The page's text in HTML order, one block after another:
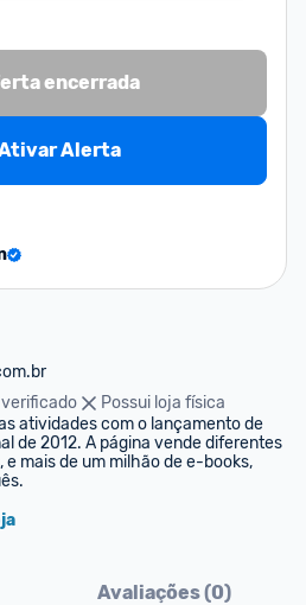
encerrada
Alerta
Possui loja física
atividades com o lançamento de
de 2012. A página vende diferentes
e mais de um milhão de e-books,
Avaliações (0)